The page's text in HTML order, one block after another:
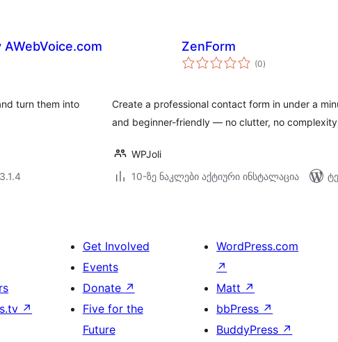
turn them into
ZenForm
(0საერთო
რეიტინგი
)
Create a professional contact form in under a
and beginner-friendly — no clutter, no
WPJoli
10-ზე ნაკლები აქტიური ინსტალაცია
↗
Get Involved
Events
Donate ↗
Five for the
Future
WordPress.com
↗
Matt ↗
bbPress ↗
BuddyPress ↗